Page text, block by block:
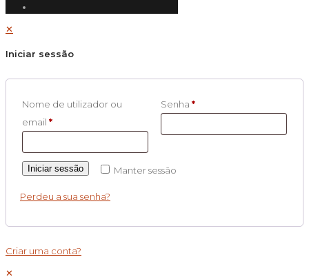
✕
Iniciar sessão
Nome de utilizador ou
email *
Senha *
Manter sessão
Iniciar sessão
Perdeu a sua senha?
Criar uma conta?
✕